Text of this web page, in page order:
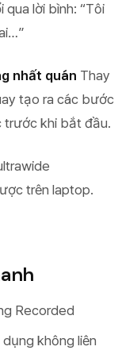
lời bình: “Tôi
nhất quán Thay
tạo ra các bước
trước khi bắt đầu.
trên laptop.
Recorded
không liên